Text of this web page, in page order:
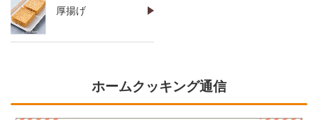
厚揚げ
ホームクッキング通信